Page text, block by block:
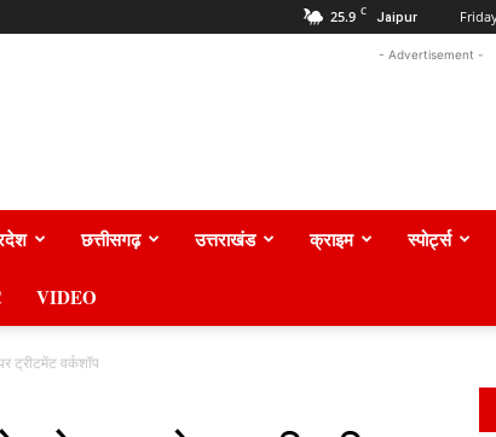
25.9 C Jaipur
- Advertisement -
छत्तीसगढ़ उत्तराखंड क्राइम स्पोर्ट्स
VIDEO
ट्रीटमेंट वर्कशॉप